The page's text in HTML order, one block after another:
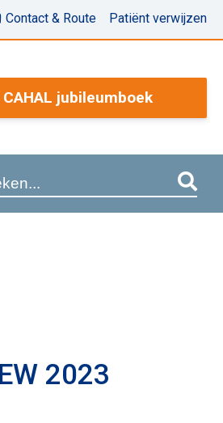
Contact & Route Patiënt verwijzen
jubileumboek
2023